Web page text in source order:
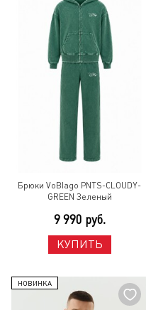
Брюки VoBlago PNTS-CLOUDY-
GREEN Зеленый
9 990 руб.
КУПИТЬ
НОВИНКА